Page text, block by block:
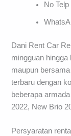
No
Dani Rent Car
mingguan
maupun
terbaru dengan
beberapa
2022, New Brio
Persyaratan